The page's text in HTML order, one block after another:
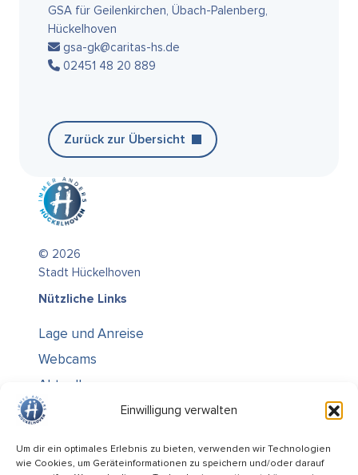
Einwilligung verwalten
Um dir ein optimales Erlebnis zu bieten, verwenden wir Technologien
wie Cookies, um Geräteinformationen zu speichern und/oder darauf
GSA für Geilenkirchen, Übach-Palenberg,
Hückelhoven
gsa-gk@caritas-hs.de
02451 48 20 889
Zurück zur Übersicht
© 2026
Stadt Hückelhoven
Nützliche Links
Lage und Anreise
Webcams
Aktuelles
Über uns
Kontakt / Öffnungszeiten
Alle Ämter